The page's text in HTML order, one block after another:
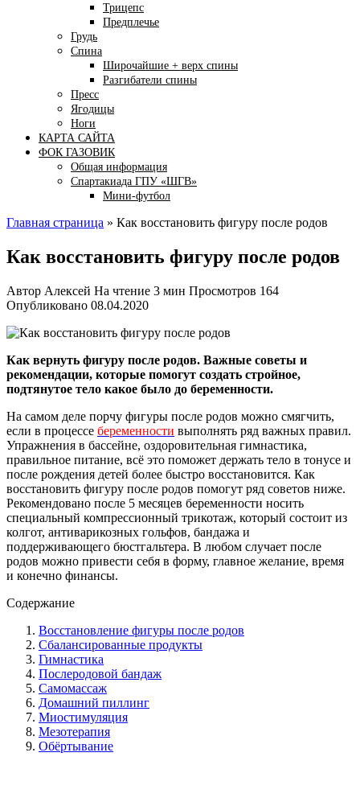
Трицепс
Предплечье
Грудь
Спина
Широчайшие + верх спины
Разгибатели спины
Пресс
Ягодицы
Ноги
КАРТА САЙТА
ФОК ГАЗОВИК
Общая информация
Спартакиада ГПУ «ШГВ»
Мини-футбол
Главная страница » Как восстановить фигуру после родов
Как восстановить фигуру после родов
Автор Алексей На чтение 3 мин Просмотров 164
Опубликовано 08.04.2020
Как вернуть фигуру после родов. Важные советы и
рекомендации, которые помогут создать стройное,
подтянутое тело какое было до беременности.
На самом деле порчу фигуры после родов можно смягчить,
если в процессе беременности выполнять ряд важных правил.
Упражнения в бассейне, оздоровительная гимнастика,
правильное питание, всё это поможет держать тело в тонусе и
после рождения детей более быстро восстановится. Как
восстановить фигуру после родов помогут ряд советов ниже.
Рекомендовано после 5 месяцев беременности носить
специальный компрессионный трикотаж, который состоит из
колгот, антиварикозных гольфов, бандажа и
поддерживающего бюстгальтера. В любом случает после
родов можно привести себя в форму, главное желание, время
и конечно финансы.
Содержание
Восстановление фигуры после родов
Сбалансированные продукты
Гимнастика
Послеродовой бандаж
Самомассаж
Домашний пиллинг
Миостимуляция
Мезотерапия
Обёртывание